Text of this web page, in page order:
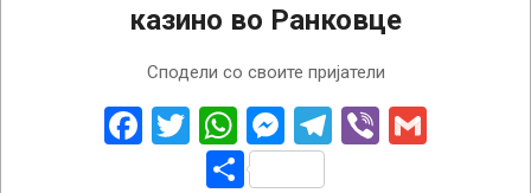
казино во Ранковце
Сподели со своите пријатели
Facebook
Twitter
WhatsApp
Messenger
Telegram
Viber
Share